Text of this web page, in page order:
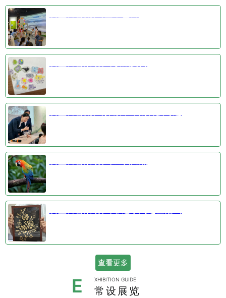
查看更多
E XHIBITION GUIDE
常设展览